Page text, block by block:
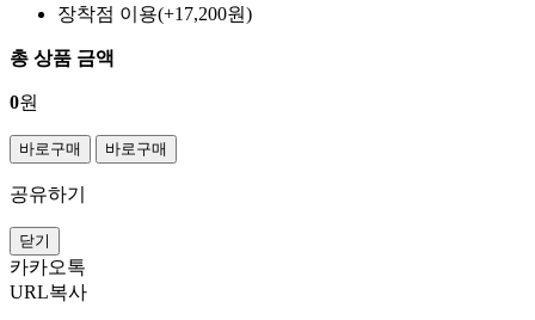
장착점 이용(+17,200원)
총 상품 금액
0원
바로구매 바로구매
공유하기
닫기
카카오톡
URL복사